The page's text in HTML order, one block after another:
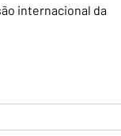
internacional da